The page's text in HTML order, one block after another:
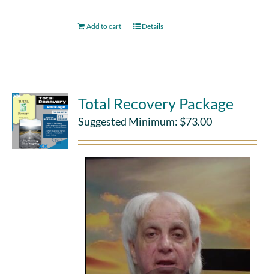
Add to cart Details
Total Recovery Package
Suggested Minimum: $73.00